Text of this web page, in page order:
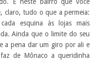
claro, tudo o que a permeia:
esquina às lojas mais
Ainda que o limite do seu
a pena dar um giro por ali e
de Mônaco a queridinha